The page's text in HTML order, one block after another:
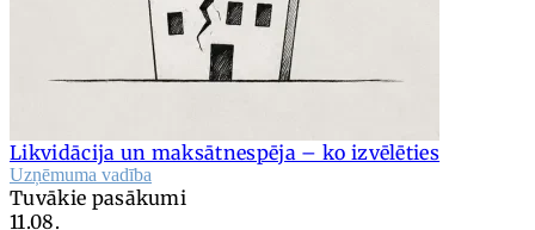
Likvidācija un maksātnespēja – ko izvēlēties
Uzņēmuma vadība
Tuvākie pasākumi
11.08.